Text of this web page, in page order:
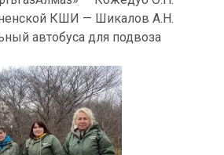
КШИ — Шикалов А.Н.
автобуса для подвоза